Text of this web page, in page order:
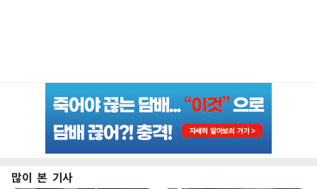
많이 본 기사